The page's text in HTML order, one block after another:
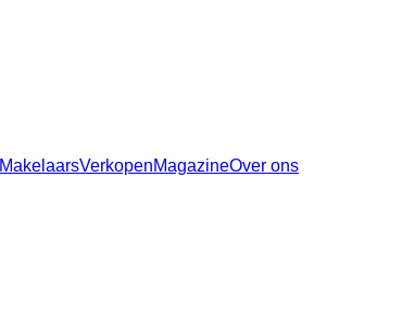
MakelaarsVerkopenMagazineOver ons